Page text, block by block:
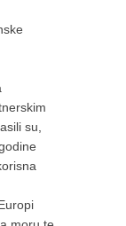
su,